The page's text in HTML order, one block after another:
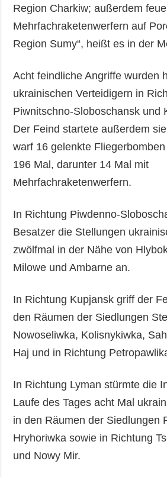
Region Charkiw; außerdem
Mehrfachraketenwerfern auf
Region Sumy“, heißt es in der
Acht feindliche Angriffe wurden
ukrainischen Verteidigern in
Piwnitschno-Sloboschansk und
Der Feind startete außerdem
warf 16 gelenkte
196 Mal, darunter 14 Mal mit
Mehrfachraketenwerfern.
In Richtung Piwdenno-
Besatzer die Stellungen
zwölfmal in der Nähe von
Milowe und Ambarne an.
In Richtung Kupjansk griff der
den Räumen der Siedlungen
Nowoseliwka, Kolisnykiwka,
Haj und in Richtung
In Richtung Lyman stürmte die
Laufe des Tages acht Mal
in den Räumen der Siedlungen
Hryhoriwka sowie in Richtung
und Nowy Mir.